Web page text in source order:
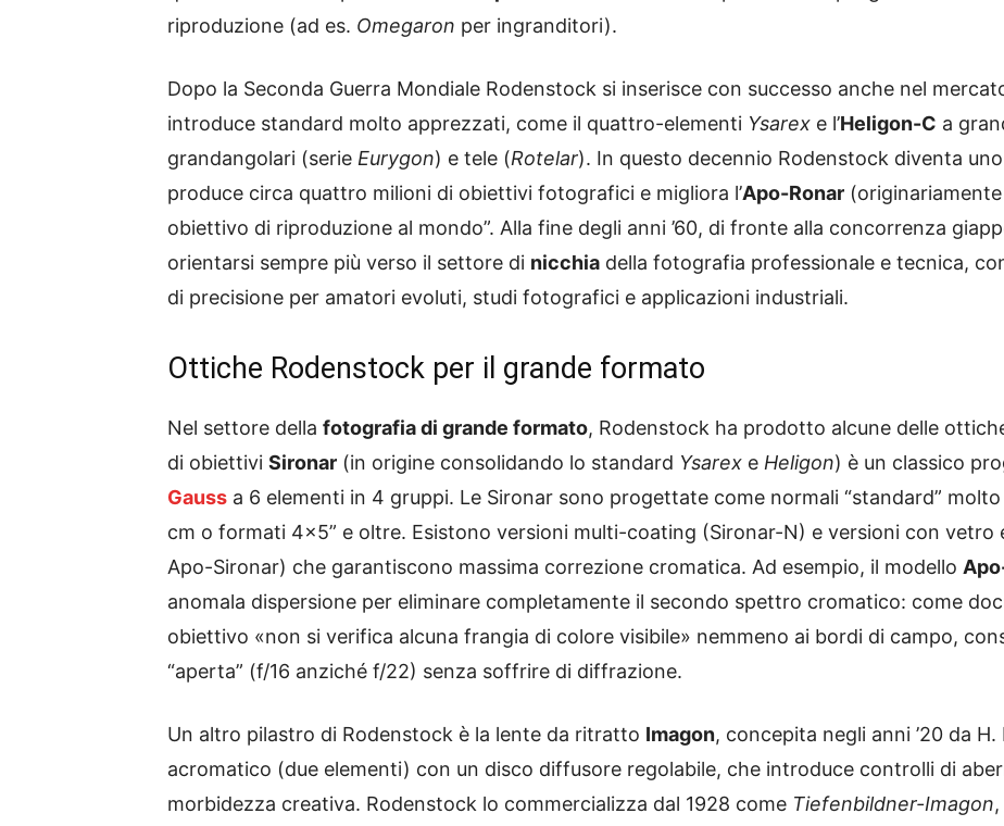
riproduzione (ad es. Omegaron per ingranditori).
Dopo la Seconda Guerra Mondiale Rodenstock si inserisce con successo anche nel
introduce standard molto apprezzati, come il quattro-elementi Ysarex e l’Heligon-C a
grandangolari (serie Eurygon) e tele (Rotelar). In questo decennio Rodenstock diventa
produce circa quattro milioni di obiettivi fotografici e migliora l’Apo-Ronar
obiettivo di riproduzione al mondo”. Alla fine degli anni ’60, di fronte alla concorrenza
orientarsi sempre più verso il settore di nicchia della fotografia professionale e tecnica,
di precisione per amatori evoluti, studi fotografici e applicazioni industriali.
Ottiche Rodenstock per il grande formato
Nel settore della fotografia di grande formato, Rodenstock ha prodotto alcune delle
di obiettivi Sironar (in origine consolidando lo standard Ysarex e Heligon) è un classico
Gauss a 6 elementi in 4 gruppi. Le Sironar sono progettate come normali “standard”
cm o formati 4×5” e oltre. Esistono versioni multi-coating (Sironar-N) e versioni con vetro
Apo-Sironar) che garantiscono massima correzione cromatica. Ad esempio, il modello
anomala dispersione per eliminare completamente il secondo spettro cromatico: come
obiettivo «non si verifica alcuna frangia di colore visibile» nemmeno ai bordi di campo,
“aperta” (f/16 anziché f/22) senza soffrire di diffrazione.
Un altro pilastro di Rodenstock è la lente da ritratto Imagon, concepita negli anni ’20 da
acromatico (due elementi) con un disco diffusore regolabile, che introduce controlli di
morbidezza creativa. Rodenstock lo commercializza dal 1928 come Tiefenbildner-Imagon